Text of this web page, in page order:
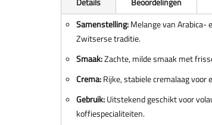
Samenstelling:Melange van Arabica-
Zwitserse traditie.
Smaak:Zachte, milde smaak met
Crema:Rijke, stabiele cremalaag voor
Gebruik:Uitstekend geschikt voor
koffiespecialiteiten.